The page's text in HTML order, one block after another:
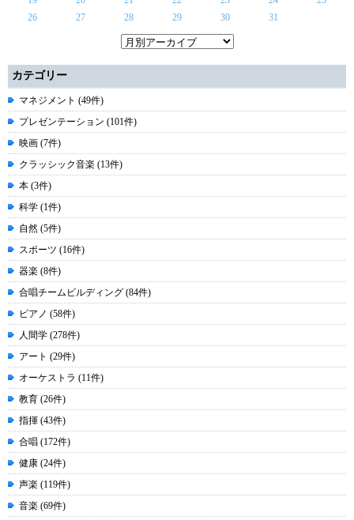
26
27 28 29 30 31
カテゴリー
マネジメント (49件)
プレゼンテーション (101件)
映画 (7件)
クラッシック音楽 (13件)
本 (3件)
科学 (1件)
自然 (5件)
スポーツ (16件)
器楽 (8件)
合唱チームビルディング (84件)
ピアノ (58件)
人間学 (278件)
アート (29件)
オーケストラ (11件)
教育 (26件)
指揮 (43件)
合唱 (172件)
健康 (24件)
声楽 (119件)
音楽 (69件)